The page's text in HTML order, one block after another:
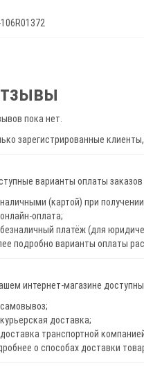
пока нет.
зарегистрированные
варианты оплаты
наличными (картой) при
онлайн-оплата;
безналичный платёж (для
подробно варианты оплаты
интернет-магазине
самовывоз;
курьерская доставка;
доставка транспортной
о способах доставки